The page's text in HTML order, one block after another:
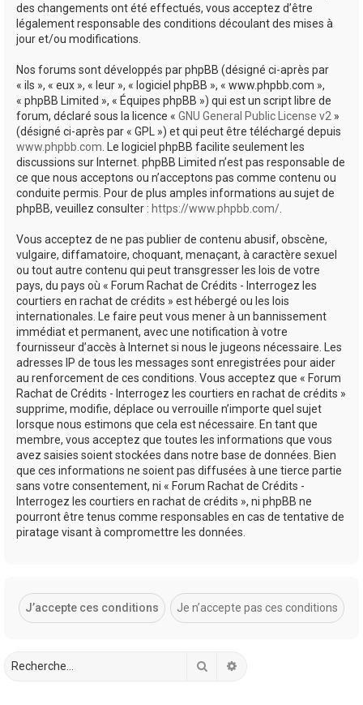
des changements ont été effectués, vous acceptez d’être
légalement responsable des conditions découlant des mises à
jour et/ou modifications.
Nos forums sont développés par phpBB (désigné ci-après par
« ils », « eux », « leur », « logiciel phpBB », « www.phpbb.com »,
« phpBB Limited », « Équipes phpBB ») qui est un script libre de
forum, déclaré sous la licence « GNU General Public License v2 »
(désigné ci-après par « GPL ») et qui peut être téléchargé depuis
www.phpbb.com . Le logiciel phpBB facilite seulement les
discussions sur Internet. phpBB Limited n’est pas responsable de
ce que nous acceptons ou n’acceptons pas comme contenu ou
conduite permis. Pour de plus amples informations au sujet de
phpBB, veuillez consulter : https://www.phpbb.com/
Vous acceptez de ne pas publier de contenu abusif, obscène,
vulgaire, diffamatoire, choquant, menaçant, à caractère sexuel
ou tout autre contenu qui peut transgresser les lois de votre
pays, du pays où « Forum Rachat de Crédits - Interrogez les
courtiers en rachat de crédits » est hébergé ou les lois
internationales. Le faire peut vous mener à un bannissement
immédiat et permanent, avec une notification à votre
fournisseur d’accès à Internet si nous le jugeons nécessaire. Les
adresses IP de tous les messages sont enregistrées pour aider
au renforcement de ces conditions. Vous acceptez que « Forum
Rachat de Crédits - Interrogez les courtiers en rachat de crédits »
supprime, modifie, déplace ou verrouille n’importe quel sujet
lorsque nous estimons que cela est nécessaire. En tant que
membre, vous acceptez que toutes les informations que vous
avez saisies soient stockées dans notre base de données. Bien
que ces informations ne soient pas diffusées à une tierce partie
sans votre consentement, ni « Forum Rachat de Crédits -
Interrogez les courtiers en rachat de crédits », ni phpBB ne
pourront être tenus comme responsables en cas de tentative de
piratage visant à compromettre les données.
Rechercher